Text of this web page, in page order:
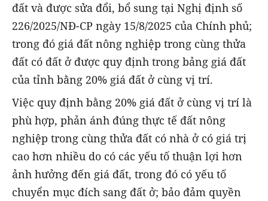
đất và được sửa đổi, bổ sung tại Nghị định số
226/2025/NĐ-CP ngày 15/8/2025 của Chính phủ;
trong đó giá đất nông nghiệp trong cùng thửa
đất có đất ở được quy định trong bảng giá đất
của tỉnh bằng 20% giá đất ở cùng vị trí.
Việc quy định bằng 20% giá đất ở cùng vị trí là
phù hợp, phản ánh đúng thực tế đất nông
nghiệp trong cùng thửa đất có nhà ở có giá trị
cao hơn nhiều do có các yếu tố thuận lợi hơn
ảnh hưởng đến giá đất, trong đó có yếu tố
chuyển mục đích sang đất ở; bảo đảm quyền